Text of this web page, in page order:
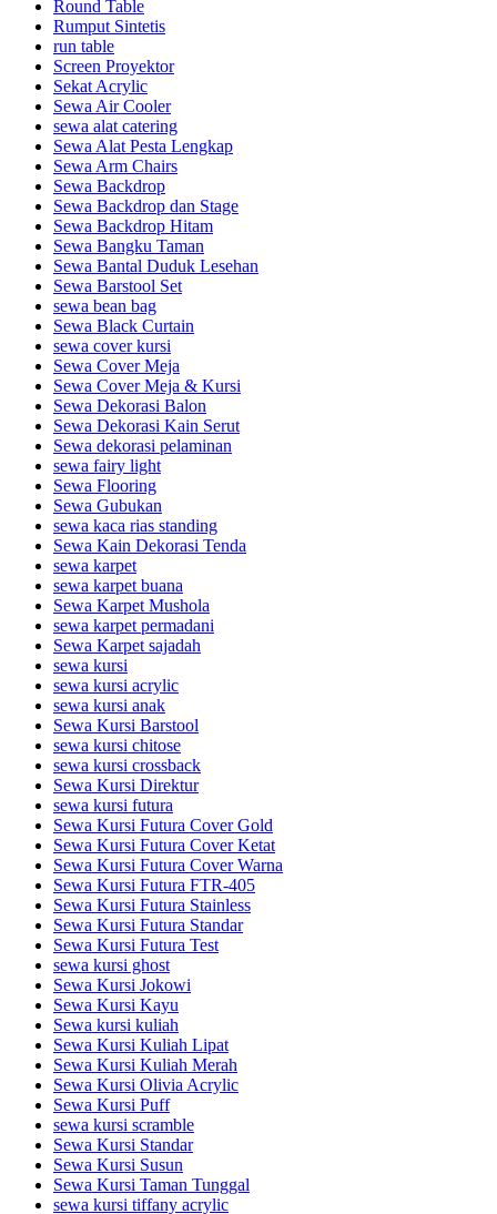
Round Table
Rumput Sintetis
run table
Screen Proyektor
Sekat Acrylic
Sewa Air Cooler
sewa alat catering
Sewa Alat Pesta Lengkap
Sewa Arm Chairs
Sewa Backdrop
Sewa Backdrop dan Stage
Sewa Backdrop Hitam
Sewa Bangku Taman
Sewa Bantal Duduk Lesehan
Sewa Barstool Set
sewa bean bag
Sewa Black Curtain
sewa cover kursi
Sewa Cover Meja
Sewa Cover Meja & Kursi
Sewa Dekorasi Balon
Sewa Dekorasi Kain Serut
Sewa dekorasi pelaminan
sewa fairy light
Sewa Flooring
Sewa Gubukan
sewa kaca rias standing
Sewa Kain Dekorasi Tenda
sewa karpet
sewa karpet buana
Sewa Karpet Mushola
sewa karpet permadani
Sewa Karpet sajadah
sewa kursi
sewa kursi acrylic
sewa kursi anak
Sewa Kursi Barstool
sewa kursi chitose
sewa kursi crossback
Sewa Kursi Direktur
sewa kursi futura
Sewa Kursi Futura Cover Gold
Sewa Kursi Futura Cover Ketat
Sewa Kursi Futura Cover Warna
Sewa Kursi Futura FTR-405
Sewa Kursi Futura Stainless
Sewa Kursi Futura Standar
Sewa Kursi Futura Test
sewa kursi ghost
Sewa Kursi Jokowi
Sewa Kursi Kayu
Sewa kursi kuliah
Sewa Kursi Kuliah Lipat
Sewa Kursi Kuliah Merah
Sewa Kursi Olivia Acrylic
Sewa Kursi Puff
sewa kursi scramble
Sewa Kursi Standar
Sewa Kursi Susun
Sewa Kursi Taman Tunggal
sewa kursi tiffany acrylic